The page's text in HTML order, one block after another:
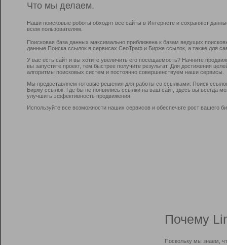
Что мы делаем.
Наши поисковые роботы обходят все сайты в Интернете и сохраняют
всем пользователям.
Поисковая база данных максимально приближена к базам ведущих
данные Поиска ссылок в сервисах СеоТраф и Бирже ссылок, а также для
У вас есть сайт и вы хотите увеличить его посещаемость? Начните
вы запустите проект, тем быстрее получите результат. Для достижения
алгоритмы поисковых систем и постоянно совершенствуем наши сервисы.
Мы предоставляем готовые решения для работы со ссылками: Поиск
Биржу ссылок. Где бы не появились ссылки на ваш сайт, здесь вы всегда
улучшить эффективность продвижения.
Используйте все возможности наших сервисов и обеспечьте рост вашего
Почему
Поскольку мы знаем,